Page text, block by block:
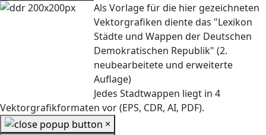
Als Vorlage für die hier gezeichneten
Vektorgrafiken diente das "Lexikon
Städte und Wappen der Deutschen
Demokratischen Republik" (2.
neubearbeitete und erweiterte
Auflage)
Jedes Stadtwappen liegt in 4
Vektorgrafikformaten vor (EPS, CDR, AI, PDF).
×